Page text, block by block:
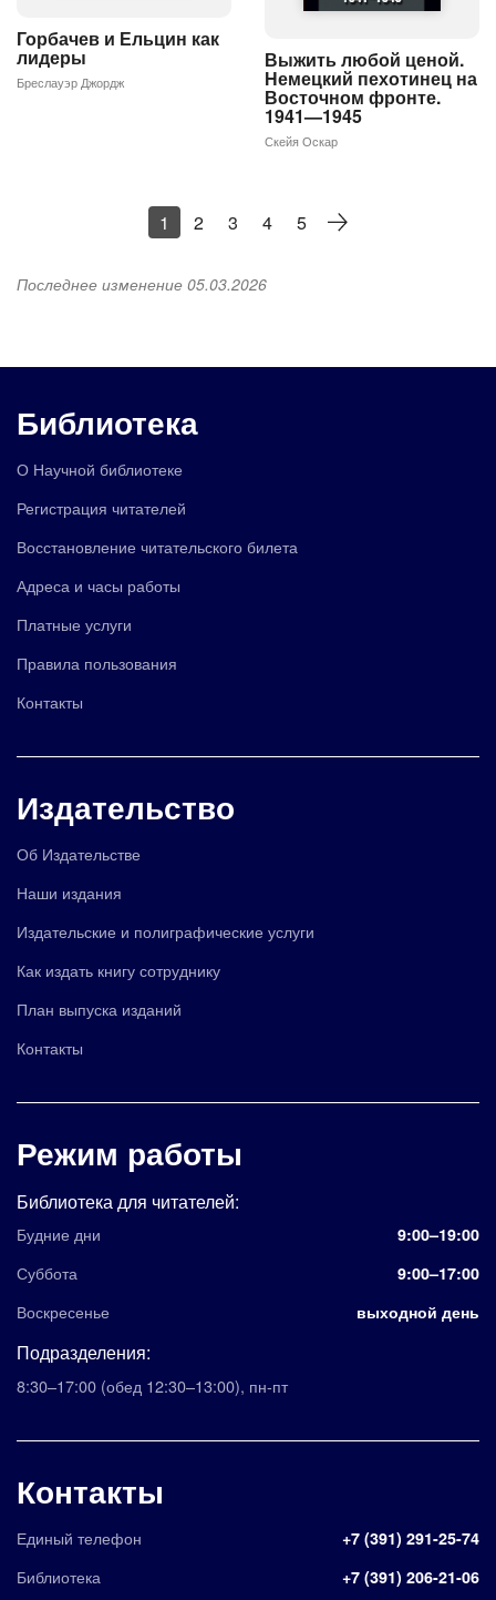
Горбачев и Ельцин как
лидеры
Бреслауэр Джордж
Выжить любой ценой.
Немецкий пехотинец на
Восточном фронте.
1941—1945
Скейя Оскар
1 2 3 4 5
Последнее изменение 05.03.2026
Библиотека
О Научной библиотеке
Регистрация читателей
Восстановление читательского билета
Адреса и часы работы
Платные услуги
Правила пользования
Контакты
Издательство
Об Издательстве
Наши издания
Издательские и полиграфические услуги
Как издать книгу сотруднику
План выпуска изданий
Контакты
Режим работы
Библиотека для читателей:
Будние дни 9:00–19:00
Суббота 9:00–17:00
Воскресенье выходной день
Подразделения:
8:30–17:00 (обед 12:30–13:00), пн-пт
Контакты
Единый телефон +7 (391) 291-25-74
Библиотека +7 (391) 206-21-06